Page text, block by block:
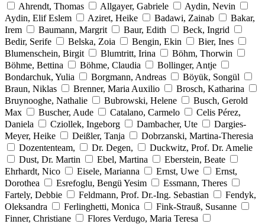
Ahrendt, Thomas
Allgayer, Gabriele
Aydin, Nevin
Aydin, Elif Eslem
Aziret, Heike Badawi, Zainab
Bakar,
Irem
Baumann, Margrit Baur, Edith
Beck, Ingrid
Bedir, Serife
Belska, Zoia Bengin, Ekin
Bier, Ines
Blumenschein, Birgit
Blumtritt, Irina
Böhm, Thorwin
Böhme, Bettina
Böhme, Claudia
Bollinger, Antje
Bondarchuk, Yulia
Borgmann, Andreas
Böyük, Songül
Braun, Niklas
Brenner, Maria Auxilio
Brosch, Katharina
Bruynooghe, Nathalie
Bubrowski, Helene
Busch, Gerold
Max
Buscher, Aude Catalano, Carmelo
Celis Pérez,
Daniela
Cziollek, Ingeborg Dambacher, Ute
Dargies-
Meyer, Heike
Deißler, Tanja
Dobrzanski, Martina-Theresia
Dozententeam,
Dr. Degen,
Duckwitz, Prof. Dr. Amelie
Dust, Dr. Martin
Ebel, Martina
Eberstein, Beate
Ehrhardt, Nico
Eisele, Marianna Ernst, Uwe
Ernst,
Dorothea
Esrefoglu, Bengü Yesim
Essmann, Theres
Fartely, Debbie
Feldmann, Prof. Dr.-Ing. Sebastian
Fendyk,
Oleksandra
Ferlinghetti, Monica
Fink-Strauß, Susanne
Finner, Christiane
Flores Verdugo, Maria Teresa